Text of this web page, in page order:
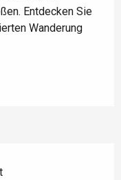
Entdecken Sie
Wanderung